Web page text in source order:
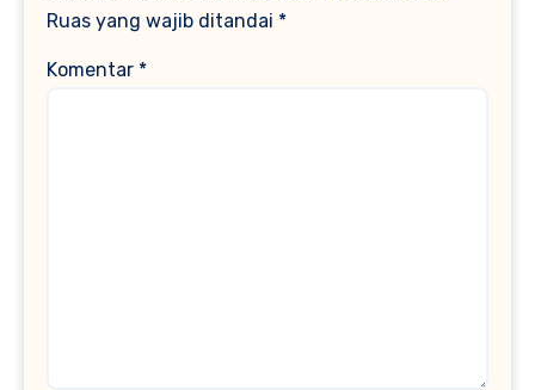
Ruas yang wajib ditandai *
Komentar *